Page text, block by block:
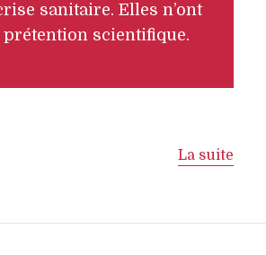
sanitaire. Elles n’ont
prétention scientifique.
La suite